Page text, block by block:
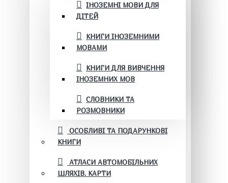
ІНОЗЕМНІ МОВИ ДЛЯ
ДІТЕЙ
КНИГИ ІНОЗЕМНИМИ
МОВАМИ
КНИГИ ДЛЯ ВИВЧЕННЯ
ІНОЗЕМНИХ МОВ
СЛОВНИКИ ТА
РОЗМОВНИКИ
ОСОБЛИВІ ТА ПОДАРУНКОВІ
КНИГИ
АТЛАСИ АВТОМОБІЛЬНИХ
ШЛЯХІВ. КАРТИ